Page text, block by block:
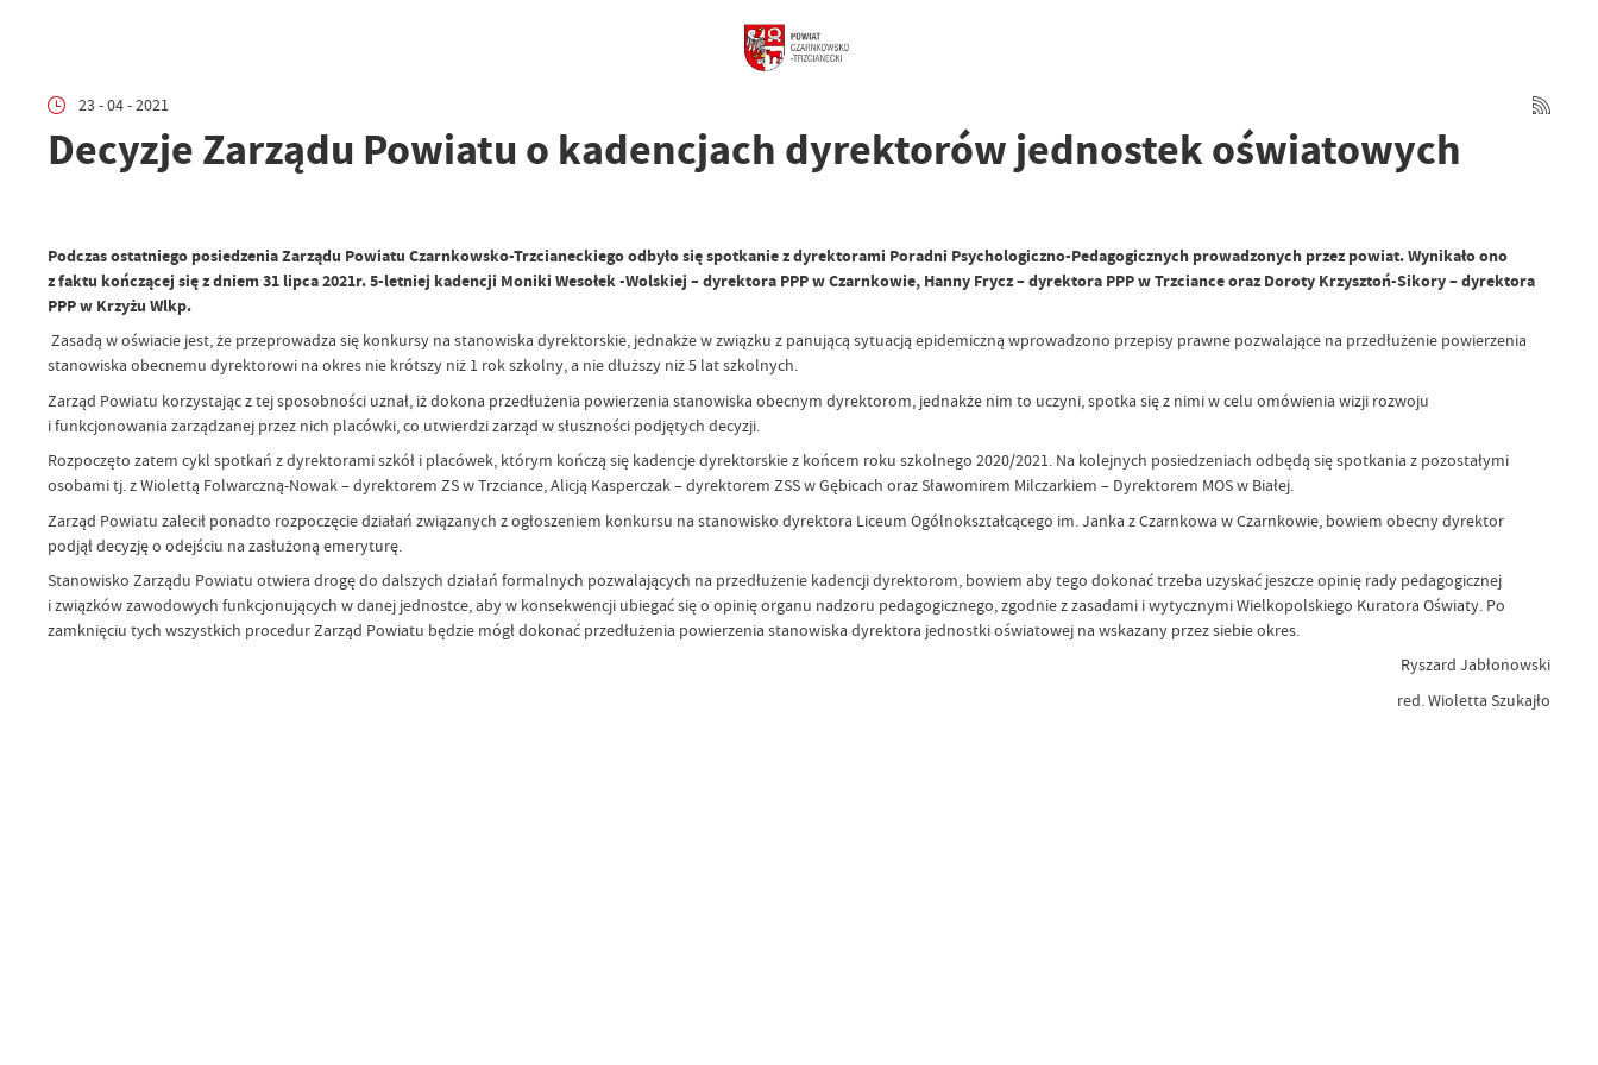
23 - 04 - 2021
Decyzje Zarządu Powiatu o kadencjach dyrektorów jednostek oświatowych
Podczas ostatniego posiedzenia Zarządu Powiatu Czarnkowsko-Trzcianeckiego odbyło się spotkanie z dyrektorami Poradni Psychologiczno-Pedagogicznych prowadzonych przez powiat. Wynikało ono
z faktu kończącej się z dniem 31 lipca 2021r. 5-letniej kadencji Moniki Wesołek -Wolskiej – dyrektora PPP w Czarnkowie, Hanny Frycz – dyrektora PPP w Trzciance oraz Doroty Krzysztoń-Sikory – dyrektora
PPP w Krzyżu Wlkp.
Zasadą w oświacie jest, że przeprowadza się konkursy na stanowiska dyrektorskie, jednakże w związku z panującą sytuacją epidemiczną wprowadzono przepisy prawne pozwalające na przedłużenie powierzenia
stanowiska obecnemu dyrektorowi na okres nie krótszy niż 1 rok szkolny, a nie dłuższy niż 5 lat szkolnych.
Zarząd Powiatu korzystając z tej sposobności uznał, iż dokona przedłużenia powierzenia stanowiska obecnym dyrektorom, jednakże nim to uczyni, spotka się z nimi w celu omówienia wizji rozwoju
i funkcjonowania zarządzanej przez nich placówki, co utwierdzi zarząd w słuszności podjętych decyzji.
Rozpoczęto zatem cykl spotkań z dyrektorami szkół i placówek, którym kończą się kadencje dyrektorskie z końcem roku szkolnego 2020/2021. Na kolejnych posiedzeniach odbędą się spotkania z pozostałymi
osobami tj. z Wiolettą Folwarczną-Nowak – dyrektorem ZS w Trzciance, Alicją Kasperczak – dyrektorem ZSS w Gębicach oraz Sławomirem Milczarkiem – Dyrektorem MOS w Białej.
Zarząd Powiatu zalecił ponadto rozpoczęcie działań związanych z ogłoszeniem konkursu na stanowisko dyrektora Liceum Ogólnokształcącego im. Janka z Czarnkowa w Czarnkowie, bowiem obecny dyrektor
podjął decyzję o odejściu na zasłużoną emeryturę.
Stanowisko Zarządu Powiatu otwiera drogę do dalszych działań formalnych pozwalających na przedłużenie kadencji dyrektorom, bowiem aby tego dokonać trzeba uzyskać jeszcze opinię rady pedagogicznej
i związków zawodowych funkcjonujących w danej jednostce, aby w konsekwencji ubiegać się o opinię organu nadzoru pedagogicznego, zgodnie z zasadami i wytycznymi Wielkopolskiego Kuratora Oświaty. Po
zamknięciu tych wszystkich procedur Zarząd Powiatu będzie mógł dokonać przedłużenia powierzenia stanowiska dyrektora jednostki oświatowej na wskazany przez siebie okres.
Ryszard Jabłonowski
red. Wioletta Szukajło